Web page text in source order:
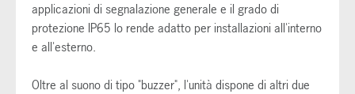
applicazioni di segnalazione generale e il grado di
protezione IP65 lo rende adatto per installazioni all'interno
e all'esterno.
Oltre al suono di tipo "buzzer", l'unità dispone di altri due